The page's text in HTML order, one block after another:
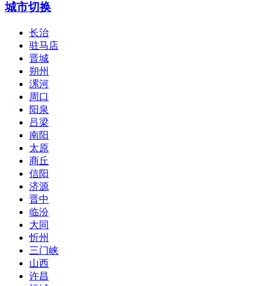
城市切换
长治
驻马店
晋城
朔州
漯河
周口
阳泉
吕梁
南阳
太原
商丘
信阳
济源
晋中
临汾
大同
忻州
三门峡
山西
许昌